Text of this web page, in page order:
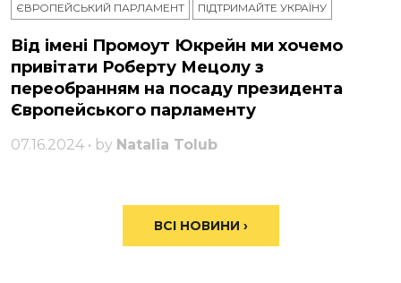
ЄВРОПЕЙСЬКИЙ ПАРЛАМЕНТ ПІДТРИМАЙТЕ УКРАЇНУ
Від імені Промоут Юкрейн ми хочемо
привітати Роберту Мецолу з
переобранням на посаду президента
Європейського парламенту
07.16.2024 • by Natalia Tolub
ВСІ НОВИНИ ›